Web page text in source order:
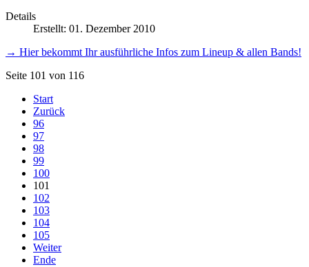
Details
Erstellt: 01. Dezember 2010
→ Hier bekommt Ihr ausführliche Infos zum Lineup & allen Bands!
Seite 101 von 116
Start
Zurück
96
97
98
99
100
101
102
103
104
105
Weiter
Ende